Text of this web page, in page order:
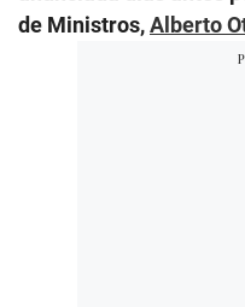
de Ministros,Alberto